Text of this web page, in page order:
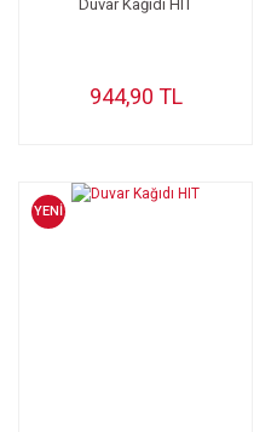
Duvar Kağıdı HIT
944,90 TL
YENİ